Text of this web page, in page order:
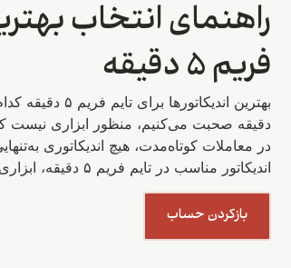
راهنمای انتخاب
فریم ۵ دقیقه
دقیقه صحبت می‌کنیم، منظور ابزاری
در معاملات کوتاه‌مدت، هیچ اندیکاتوری
اندیکاتور مناسب در تایم فریم ۵ دقیقه، ابزاری است که […]
بازکردن حساب